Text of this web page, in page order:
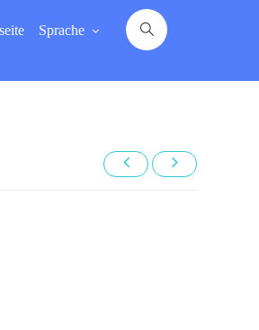
Sprache